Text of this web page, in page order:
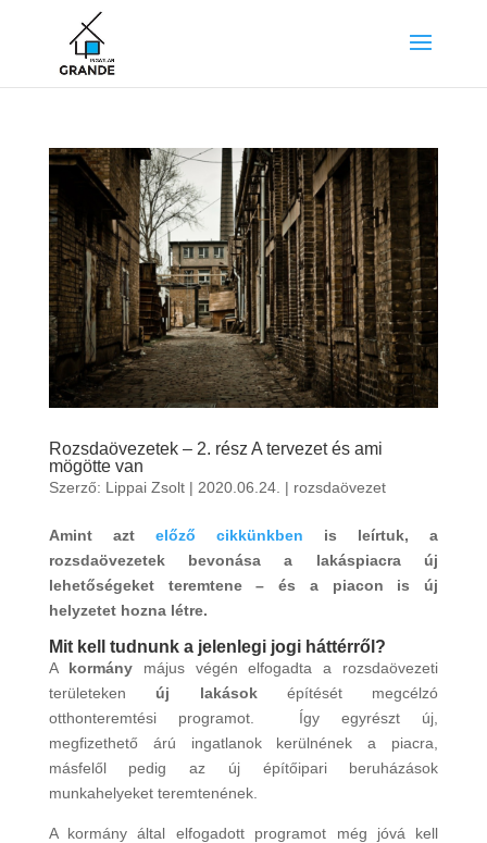
Rozsdaövezetek – 2. rész A tervezet és ami
mögötte van
Szerző: Lippai Zsolt| 2020.06.24. | rozsdaövezet
Amint azt előző cikkünkben is leírtuk, a
rozsdaövezetek bevonása a lakáspiacra új
lehetőségeket teremtene – és a piacon is új
helyzetet hozna létre.
Mit kell tudnunk a jelenlegi jogi háttérről?
A kormány május végén elfogadta a rozsdaövezeti
területeken új lakásoképítését megcélzó
otthonteremtési programot. Így egyrészt új,
megfizethető árú ingatlanok kerülnének a piacra,
másfelől pedig az új építőipari beruházások
munkahelyeket teremtenének.
A kormány által elfogadott programot még jóvá kell